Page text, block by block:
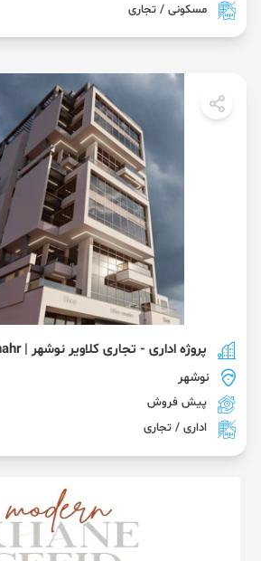
مسکونی / تجاری
پروژه اداری - تجاری کلاویر نوشهر | Clvier Noshahr
نوشهر
پیش فروش
اداری / تجاری